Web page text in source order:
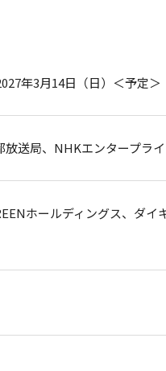
年3月14日（日）＜予定＞
送局、NHKエンタープラ
ホールディングス、ダ